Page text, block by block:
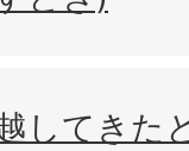
してきた